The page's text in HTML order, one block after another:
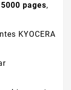
pages,
KYOCERA